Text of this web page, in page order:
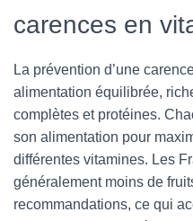
carences en
La prévention d’une
alimentation équilibrée,
complètes et protéines.
son alimentation pour
différentes vitamines. Les
généralement moins de
recommandations, ce qui